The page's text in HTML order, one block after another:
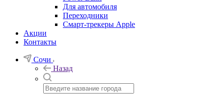
Для автомобиля
Переходники
Смарт-трекеры Apple
Акции
Контакты
Сочи
Назад